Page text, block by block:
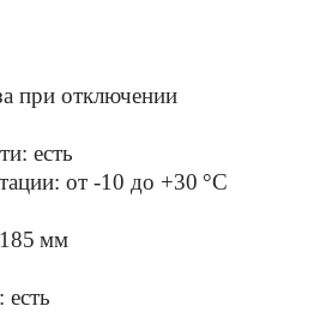
при отключении
есть
от -10 до +30 °С
мм